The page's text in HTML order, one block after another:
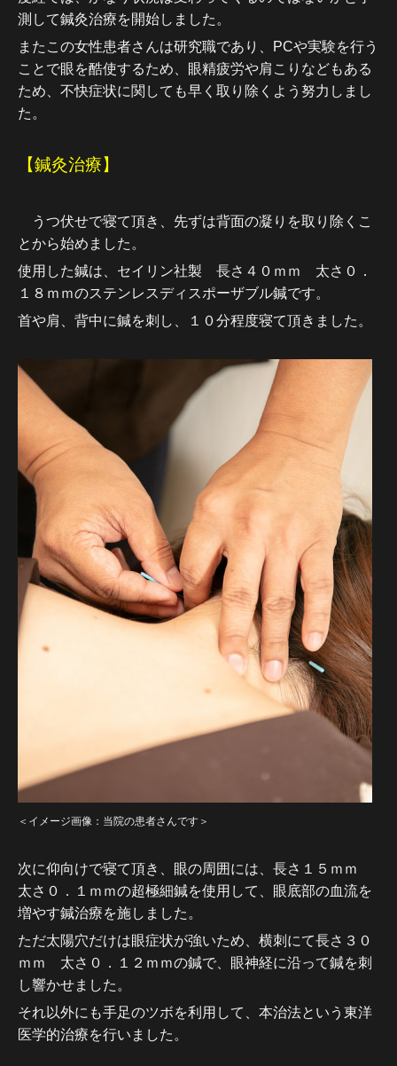
測して鍼灸治療を開始しました。
またこの女性患者さんは研究職であり、PCや実験を行う
ことで眼を酷使するため、眼精疲労や肩こりなどもある
ため、不快症状に関しても早く取り除くよう努力しまし
た。
【鍼灸治療】
うつ伏せで寝て頂き、先ずは背面の凝りを取り除くこ
とから始めました。
使用した鍼は、セイリン社製 長さ４０ｍｍ 太さ０．
１８ｍｍのステンレスディスポーザブル鍼です。
首や肩、背中に鍼を刺し、１０分程度寝て頂きました。
＜イメージ画像：当院の患者さんです＞
次に仰向けで寝て頂き、眼の周囲には、長さ１５ｍｍ
太さ０．１ｍｍの超極細鍼を使用して、眼底部の血流を
増やす鍼治療を施しました。
ただ太陽穴だけは眼症状が強いため、横刺にて長さ３０
ｍｍ 太さ０．１２ｍｍの鍼で、眼神経に沿って鍼を刺
し響かせました。
それ以外にも手足のツボを利用して、本治法という東洋
医学的治療を行いました。